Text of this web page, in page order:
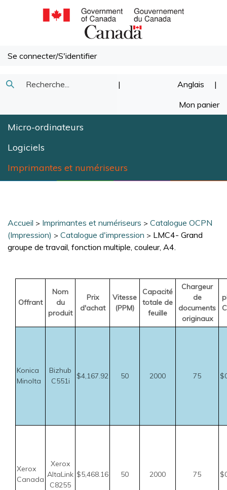
Se connecter/S'identifier
Recherche
Soumettre
recherche
| Anglais |
Mon panier
Micro-ordinateurs
Logiciels
Imprimantes et numériseurs
Accueil > Imprimantes et numériseurs > Catalogue OCPN
(Impression) > Catalogue d'impression > LMC4- Grand
groupe de travail, fonction multiple, couleur, A4.
Offrant
Nom
du
produit
Prix
d'achat
Vitesse
(PPM)
Capacité
totale de
feuille
Chargeur
de
documents
originaux
Konica
Minolta
Bizhub
C551i
$4,167.92 50 2000 75
Xerox
Canada
Xerox
AltaLink
C8255
$5,468.16 50 2000 75